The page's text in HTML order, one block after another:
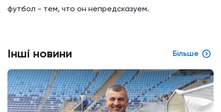
футбол - тем, что он непредсказуем.
Інші новини Більше